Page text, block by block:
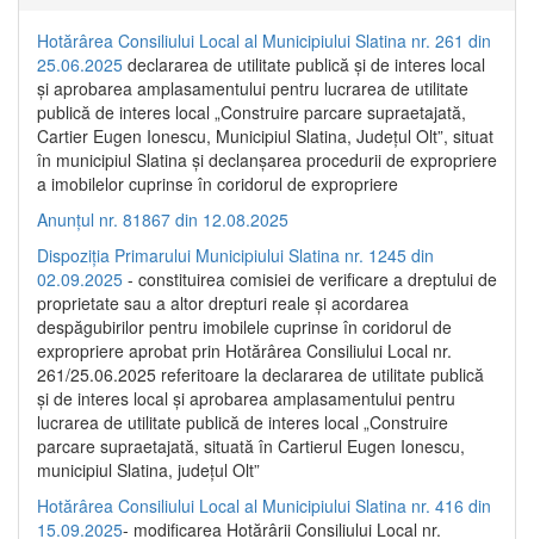
Hotărârea Consiliului Local al Municipiului Slatina nr. 261 din
25.06.2025 declararea de utilitate publică și de interes local
și aprobarea amplasamentului pentru lucrarea de utilitate
publică de interes local „Construire parcare supraetajată,
Cartier Eugen Ionescu, Municipiul Slatina, Județul Olt”, situat
în municipiul Slatina și declanșarea procedurii de expropriere
a imobilelor cuprinse în coridorul de expropriere
Anunțul nr. 81867 din 12.08.2025
Dispoziția Primarului Municipiului Slatina nr. 1245 din
02.09.2025 - constituirea comisiei de verificare a dreptului de
proprietate sau a altor drepturi reale și acordarea
despăgubirilor pentru imobilele cuprinse în coridorul de
expropriere aprobat prin Hotărârea Consiliului Local nr.
261/25.06.2025 referitoare la declararea de utilitate publică
și de interes local și aprobarea amplasamentului pentru
lucrarea de utilitate publică de interes local „Construire
parcare supraetajată, situată în Cartierul Eugen Ionescu,
municipiul Slatina, județul Olt”
Hotărârea Consiliului Local al Municipiului Slatina nr. 416 din
15.09.2025- modificarea Hotărârii Consiliului Local nr.